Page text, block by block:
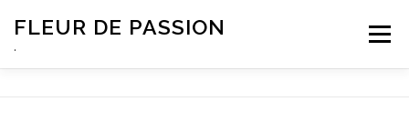
FLEUR DE PASSION
.
Menu